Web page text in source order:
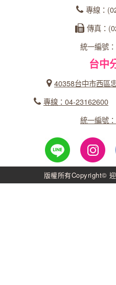
專線：
傳真：
統一編號
台中
40358台中市西區
專線：04-23162600
統一編號
版權所有Copyright©